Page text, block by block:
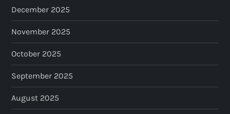
December 2025
November 2025
October 2025
September 2025
August 2025